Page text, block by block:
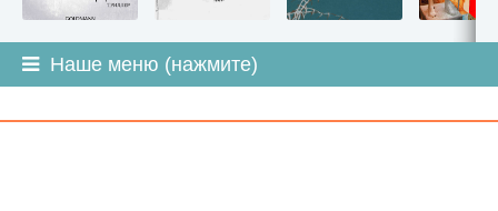
Наше меню (нажмите)